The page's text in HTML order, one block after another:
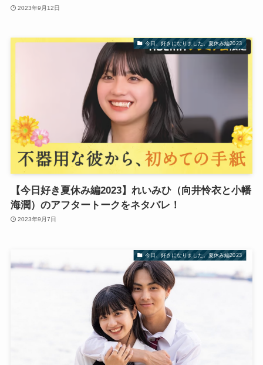
2023年9月12日
今日、好きになりました。夏休み編2023
【今日好き夏休み編2023】れいみひ（向井怜衣と小幡
海潤）のアフタートークをネタバレ！
2023年9月7日
今日、好きになりました。夏休み編2023